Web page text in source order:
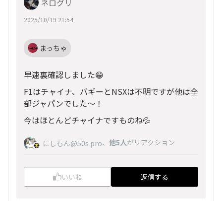
2025/10/19 21:54
まっちゃ
早速裏確認しました😁
F1はチャイナ、バギーとNSXは不明ですが他は全
部ジャパンでした〜！
今はほとんどチャイナですものね💦
にしもん@50s pro、 他5人がリアクション
いいね 返信する